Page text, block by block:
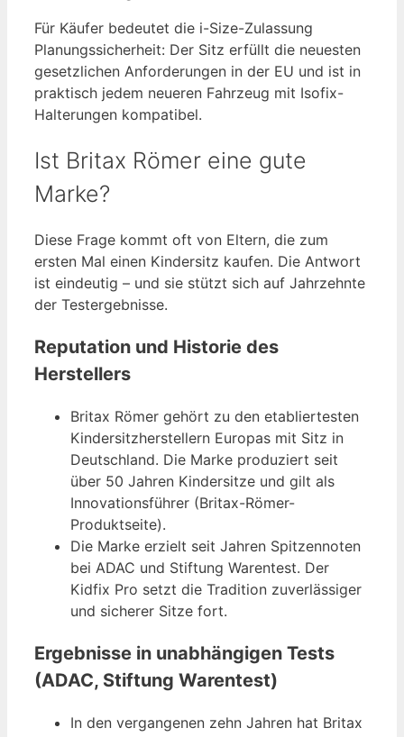
Für Käufer bedeutet die i-Size-Zulassung
Planungssicherheit: Der Sitz erfüllt die neuesten
gesetzlichen Anforderungen in der EU und ist in
praktisch jedem neueren Fahrzeug mit Isofix-
Halterungen kompatibel.
Ist Britax Römer eine gute
Marke?
Diese Frage kommt oft von Eltern, die zum
ersten Mal einen Kindersitz kaufen. Die Antwort
ist eindeutig – und sie stützt sich auf Jahrzehnte
der Testergebnisse.
Reputation und Historie des
Herstellers
Britax Römer gehört zu den etabliertesten
Kindersitzherstellern Europas mit Sitz in
Deutschland. Die Marke produziert seit
über 50 Jahren Kindersitze und gilt als
Innovationsführer (Britax-Römer-
Produktseite).
Die Marke erzielt seit Jahren Spitzennoten
bei ADAC und Stiftung Warentest. Der
Kidfix Pro setzt die Tradition zuverlässiger
und sicherer Sitze fort.
Ergebnisse in unabhängigen Tests
(ADAC, Stiftung Warentest)
In den vergangenen zehn Jahren hat Britax